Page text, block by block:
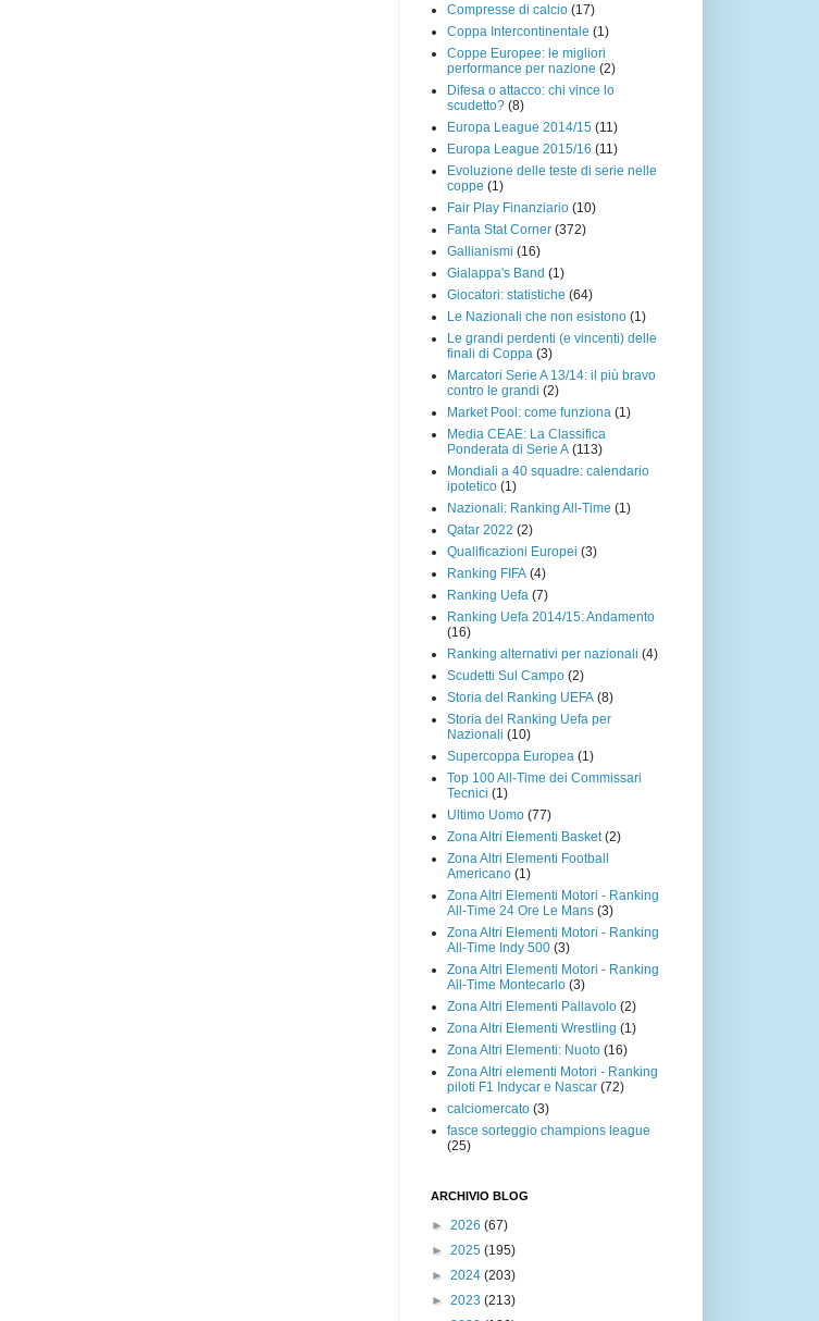
Compresse di calcio (17)
Coppa Intercontinentale (1)
Coppe Europee: le migliori
performance per nazione (2)
Difesa o attacco: chi vince lo
scudetto? (8)
Europa League 2014/15 (11)
Europa League 2015/16 (11)
Evoluzione delle teste di serie nelle
coppe (1)
Fair Play Finanziario (10)
Fanta Stat Corner (372)
Gallianismi (16)
Gialappa's Band (1)
Giocatori: statistiche (64)
Le Nazionali che non esistono (1)
Le grandi perdenti (e vincenti) delle
finali di Coppa (3)
Marcatori Serie A 13/14: il più bravo
contro le grandi (2)
Market Pool: come funziona (1)
Media CEAE: La Classifica
Ponderata di Serie A (113)
Mondiali a 40 squadre: calendario
ipotetico (1)
Nazionali: Ranking All-Time (1)
Qatar 2022 (2)
Qualificazioni Europei (3)
Ranking FIFA (4)
Ranking Uefa (7)
Ranking Uefa 2014/15: Andamento
(16)
Ranking alternativi per nazionali (4)
Scudetti Sul Campo (2)
Storia del Ranking UEFA (8)
Storia del Ranking Uefa per
Nazionali (10)
Supercoppa Europea (1)
Top 100 All-Time dei Commissari
Tecnici (1)
Ultimo Uomo (77)
Zona Altri Elementi Basket (2)
Zona Altri Elementi Football
Americano (1)
Zona Altri Elementi Motori - Ranking
All-Time 24 Ore Le Mans (3)
Zona Altri Elementi Motori - Ranking
All-Time Indy 500 (3)
Zona Altri Elementi Motori - Ranking
All-Time Montecarlo (3)
Zona Altri Elementi Pallavolo (2)
Zona Altri Elementi Wrestling (1)
Zona Altri Elementi: Nuoto (16)
Zona Altri elementi Motori - Ranking
piloti F1 Indycar e Nascar (72)
calciomercato (3)
fasce sorteggio champions league
(25)
ARCHIVIO BLOG
► 2026 (67)
► 2025 (195)
► 2024 (203)
► 2023 (213)